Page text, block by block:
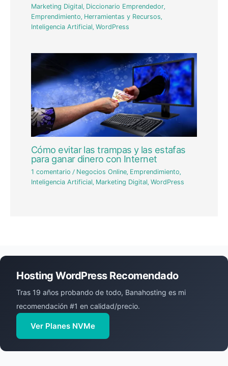
Marketing Digital Diccionario Emprendedor
Emprendimiento Herramientas y Recursos
Inteligencia Artificial ,WordPress
Cómo evitar las trampas y las estafas
para ganar dinero con Internet
1 comentario / Negocios Online Emprendimiento
Inteligencia Artificial Marketing Digital ,WordPress
Hosting WordPress Recomendado
Tras 19 años probando de todo, Banahosting es mi
recomendación #1 en calidad/precio.
Ver Planes NVMe